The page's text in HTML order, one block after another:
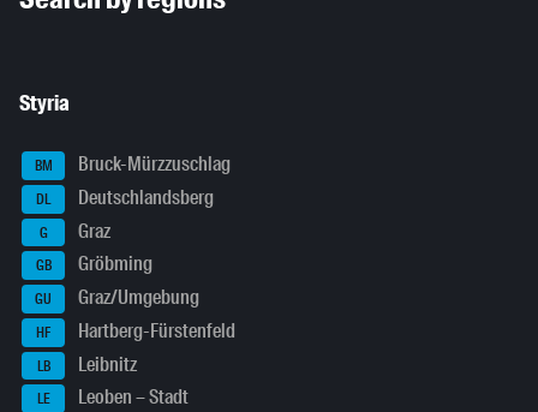
Styria
BM Bruck-Mürzzuschlag
DL Deutschlandsberg
G Graz
GB Gröbming
GU Graz/Umgebung
HF Hartberg-Fürstenfeld
LB Leibnitz
LE Leoben – Stadt